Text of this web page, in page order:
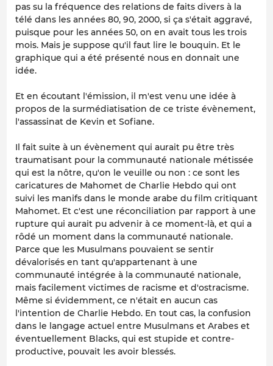
pas su la fréquence des relations de faits divers à la
télé dans les années 80, 90, 2000, si ça s'était aggravé,
puisque pour les années 50, on en avait tous les trois
mois. Mais je suppose qu'il faut lire le bouquin. Et le
graphique qui a été présenté nous en donnait une
idée.
Et en écoutant l'émission, il m'est venu une idée à
propos de la surmédiatisation de ce triste évènement,
l'assassinat de Kevin et Sofiane.
Il fait suite à un évènement qui aurait pu être très
traumatisant pour la communauté nationale métissée
qui est la nôtre, qu'on le veuille ou non : ce sont les
caricatures de Mahomet de Charlie Hebdo qui ont
suivi les manifs dans le monde arabe du film critiquant
Mahomet. Et c'est une réconciliation par rapport à une
rupture qui aurait pu advenir à ce moment-là, et qui a
rôdé un moment dans la communauté nationale.
Parce que les Musulmans pouvaient se sentir
dévalorisés en tant qu'appartenant à une
communauté intégrée à la communauté nationale,
mais facilement victimes de racisme et d'ostracisme.
Même si évidemment, ce n'était en aucun cas
l'intention de Charlie Hebdo. En tout cas, la confusion
dans le langage actuel entre Musulmans et Arabes et
éventuellement Blacks, qui est stupide et contre-
productive, pouvait les avoir blessés.